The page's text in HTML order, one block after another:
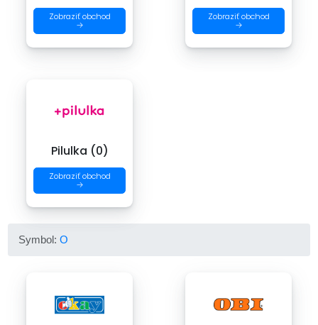
Zobraziť obchod
→
Zobraziť obchod
→
Pilulka (0)
Zobraziť obchod
→
Symbol:O